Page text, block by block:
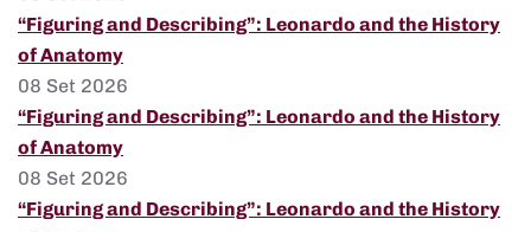
“Figuring and Describing”: Leonardo and the History
of Anatomy
08 Set 2026
“Figuring and Describing”: Leonardo and the History
of Anatomy
08 Set 2026
“Figuring and Describing”: Leonardo and the History